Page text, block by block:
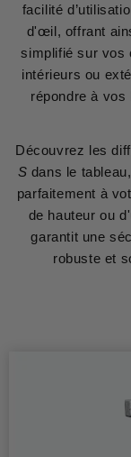
facilité
d'œil, offrant
simplifié sur vos
intérieurs ou
répondre à
Découvrez les
S dans le
parfaitement à
de hauteur ou
garantit une
robuste et